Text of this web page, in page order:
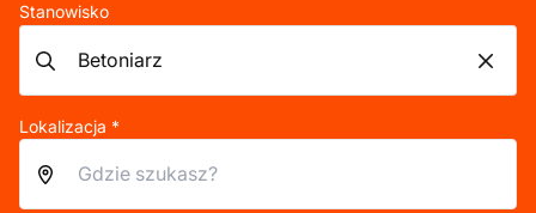
Stanowisko
Lokalizacja *